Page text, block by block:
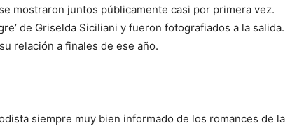
mostraron juntos públicamente casi por primera vez.
de Griselda Siciliani y fueron fotografiados a la salida.
relación a finales de ese año.
siempre muy bien informado de los romances de la